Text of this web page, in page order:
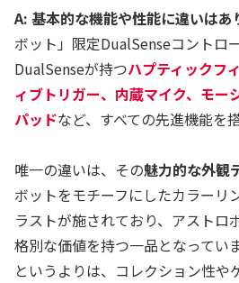
A: 基本的な機能や性能に違いはあ
ボット」限定DualSenseコントロ
DualSenseが持つハプティックフ
ィブトリガー、内蔵マイク、モー
パッドなど、すべての先進機能を
唯一の違いは、その魅力的な外観
ボットをモチーフにしたカラーリ
ラストが施されており、アストロ
格別な価値を持つ一品となってい
というよりは、コレクション性や